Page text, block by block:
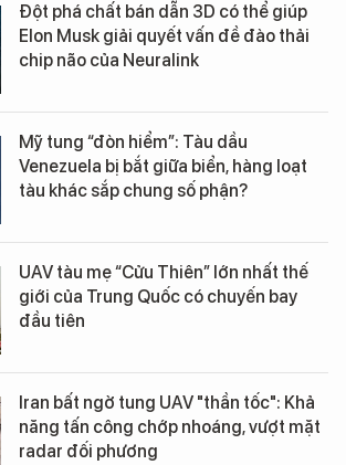
Đột phá chất bán dẫn 3D có thể giúp
Elon Musk giải quyết vấn đề đào thải
chip não của Neuralink
Mỹ tung “đòn hiểm”: Tàu dầu
Venezuela bị bắt giữa biển, hàng loạt
tàu khác sắp chung số phận?
UAV tàu mẹ “Cửu Thiên” lớn nhất thế
giới của Trung Quốc có chuyến bay
đầu tiên
Iran bất ngờ tung UAV "thần tốc": Khả
năng tấn công chớp nhoáng, vượt mặt
radar đối phương